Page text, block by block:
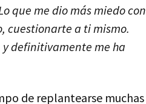
que me dio más miedo con
cuestionarte a ti mismo.
definitivamente me ha
de replantearse muchas